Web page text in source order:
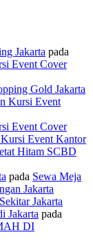
Jakarta pada
Event Cover
Gold Jakarta
Kursi Event
Event Cover
Event Kantor
Hitam SCBD
pada Sewa Meja
Jakarta
Jakarta
Jakarta pada
DI